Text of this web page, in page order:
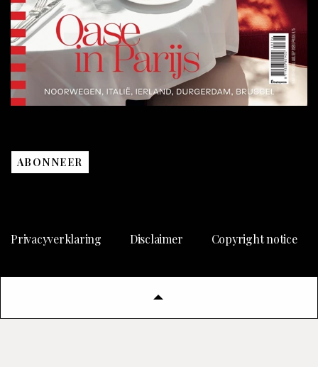
ABONNEER
Privacyverklaring Disclaimer Copyright notice